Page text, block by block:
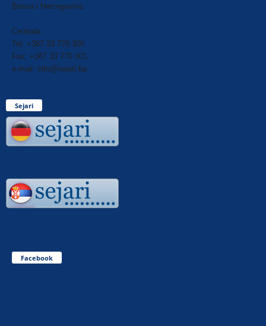
Bosna i Hercegovina
Centrala:
Tel: +387 33 770 300
Fax: +387 33 770 301
e-mail: info@sejari.ba
Sejari
Facebook